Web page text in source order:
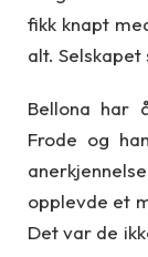
fikk knapt
alt.
Bellona har
Frode og
opplevde et
Det var de